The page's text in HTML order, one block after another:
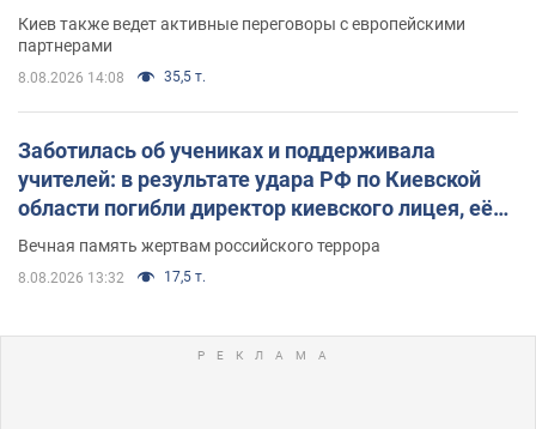
Киев также ведет активные переговоры с европейскими
партнерами
8.08.2026 14:08 35,5 т.
Заботилась об учениках и поддерживала
учителей: в результате удара РФ по Киевской
области погибли директор киевского лицея, её
муж и внук
Вечная память жертвам российского террора
8.08.2026 13:32 17,5 т.